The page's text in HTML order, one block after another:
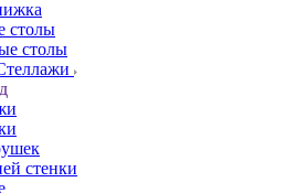
столы
столы
стенки